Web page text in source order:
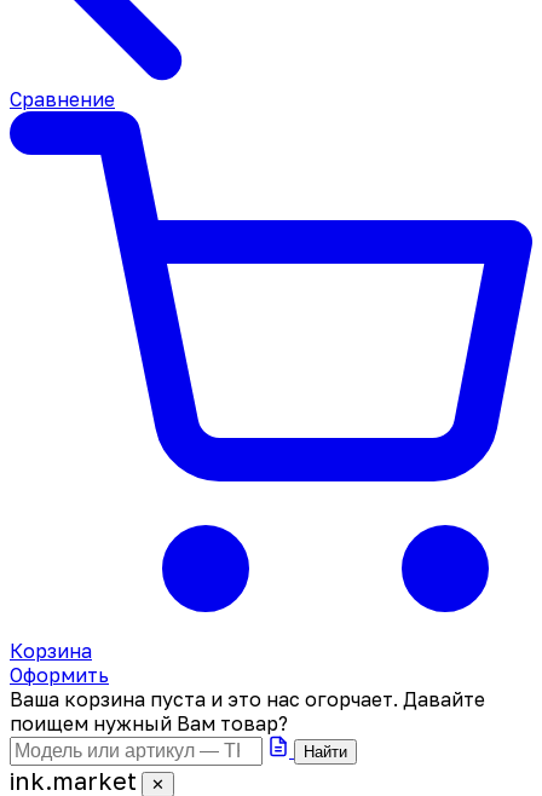
Сравнение
Корзина
Оформить
Ваша корзина пуста и это нас огорчает. Давайте
поищем нужный Вам товар?
Найти
ink.market ✕